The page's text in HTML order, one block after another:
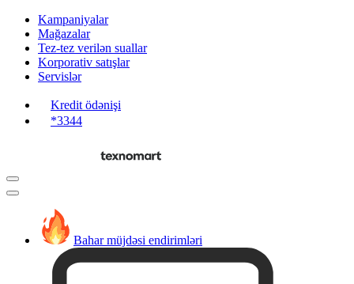
Kampaniyalar
Mağazalar
Tez-tez verilən suallar
Korporativ satışlar
Servislər
Kredit ödənişi
*3344
Bahar müjdəsi endirimləri